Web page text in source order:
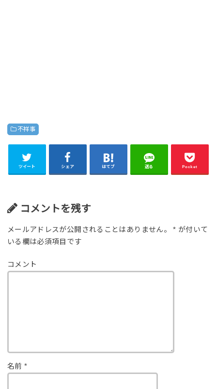
不祥事
ツイート シェア はてブ 送る Pocket
コメントを残す
メールアドレスが公開されることはありません。 * が付いて
いる欄は必須項目です
コメント
名前 *